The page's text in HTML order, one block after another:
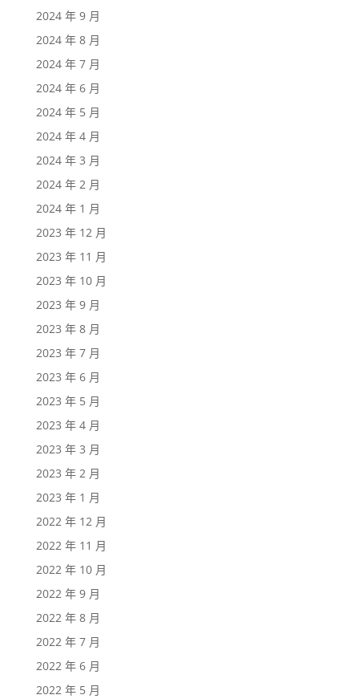
2024 年 9 月
2024 年 8 月
2024 年 7 月
2024 年 6 月
2024 年 5 月
2024 年 4 月
2024 年 3 月
2024 年 2 月
2024 年 1 月
2023 年 12 月
2023 年 11 月
2023 年 10 月
2023 年 9 月
2023 年 8 月
2023 年 7 月
2023 年 6 月
2023 年 5 月
2023 年 4 月
2023 年 3 月
2023 年 2 月
2023 年 1 月
2022 年 12 月
2022 年 11 月
2022 年 10 月
2022 年 9 月
2022 年 8 月
2022 年 7 月
2022 年 6 月
2022 年 5 月